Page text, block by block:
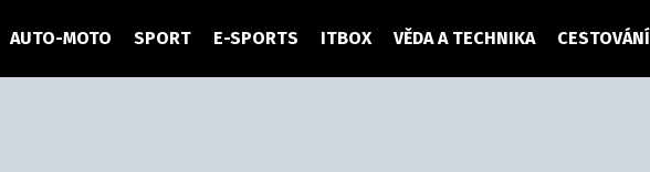
AUTO-MOTO SPORT E-SPORTS ITBOX VĚDA A TECHNIKA CESTOVÁNÍ